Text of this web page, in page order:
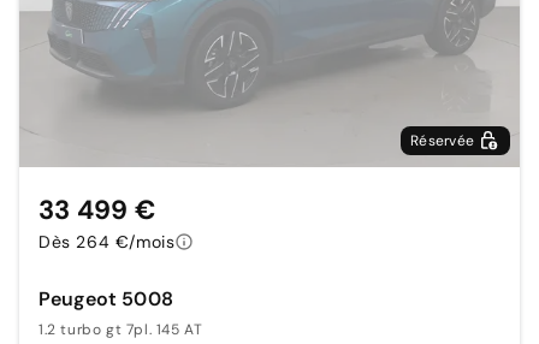
Réservée
Peugeot 5008
1.2 turbo gt 7pl. 145 AT
33 499 €
Dès 264 €/mois